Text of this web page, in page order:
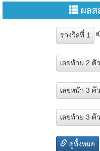
ผลส
รางวัลที่ 1
เลขท้าย 2 ตัว
เลขหน้า 3 ตัว
เลขท้าย 3 ตัว
ดูทั้งหมด